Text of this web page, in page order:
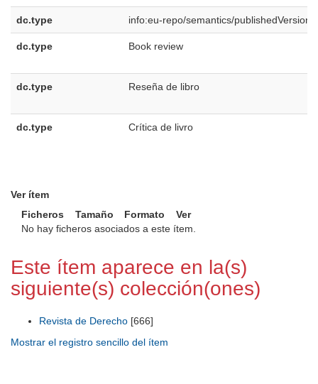
dc.type info:eu-repo/semantics/publishedVersion
dc.type Book review
dc.type Reseña de libro
dc.type Crítica de livro
Ver ítem
Ficheros
Tamaño Formato
Ver
No hay ficheros asociados a este ítem.
Este ítem aparece en la(s)
siguiente(s) colección(ones)
Revista de Derecho [666]
Mostrar el registro sencillo del ítem